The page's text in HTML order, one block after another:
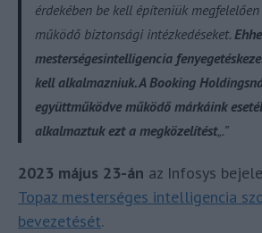
érdekében be kell építeniük
működő biztonsági intézkedéseket.
mesterségesintelligencia
kell alkalmazniuk. A Booking
együttműködve működő márkáink
alkalmaztuk ezt a megközelítést„.”
2023 május 23-án az Infosys
Topaz mesterséges intelligencia
bevezetését.